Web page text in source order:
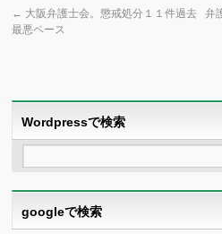
← 大阪弁護士会。懲戒処分１１件過去
最悪ペース
弁
Wordpressで検索
googleで検索